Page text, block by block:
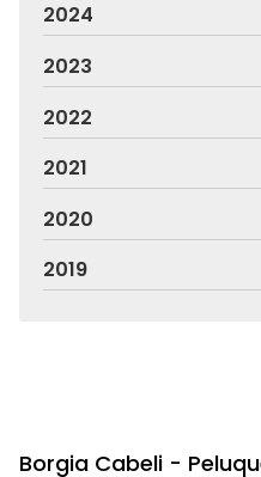
2024
2023
2022
2021
2020
2019
Borgia Cabeli -